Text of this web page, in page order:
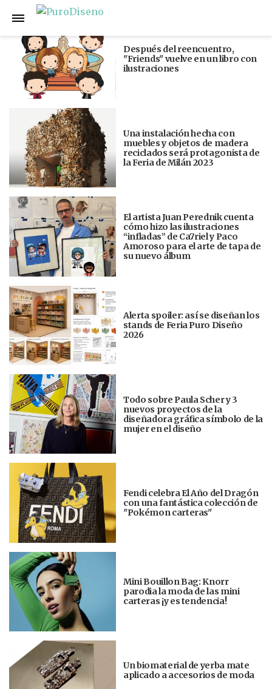
Anterior
Después del reencuentro,
"Friends" vuelve en un libro con
ilustraciones
Una instalación hecha con
muebles y objetos de madera
reciclados será protagonista de
la Feria de Milán 2023
El artista Juan Perednik cuenta
cómo hizo las ilustraciones
“infladas” de Ca7riel y Paco
Amoroso para el arte de tapa de
su nuevo álbum
Alerta spoiler: así se diseñan los
stands de Feria Puro Diseño
2026
Todo sobre Paula Scher y 3
nuevos proyectos de la
diseñadora gráfica símbolo de la
mujer en el diseño
Fendi celebra El Año del Dragón
con una fantástica colección de
"Pokémon carteras"
Mini Bouillon Bag: Knorr
parodia la moda de las mini
carteras ¡y es tendencia!
Un biomaterial de yerba mate
aplicado a accesorios de moda
Siguiente